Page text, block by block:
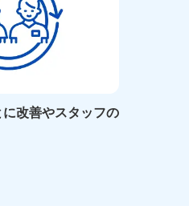
改善やスタッフの